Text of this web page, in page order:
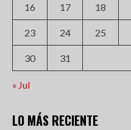
16 17 18
23 24 25
30 31
« Jul
LO MÁS RECIENTE